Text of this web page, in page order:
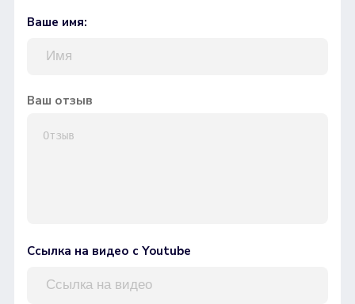
Ваше имя:
Ваш отзыв
Ссылка на видео с Youtube